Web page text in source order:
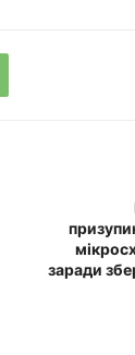
заради